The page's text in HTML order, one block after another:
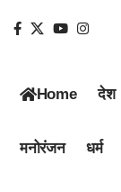
Home देश
मनोरंजन धर्म